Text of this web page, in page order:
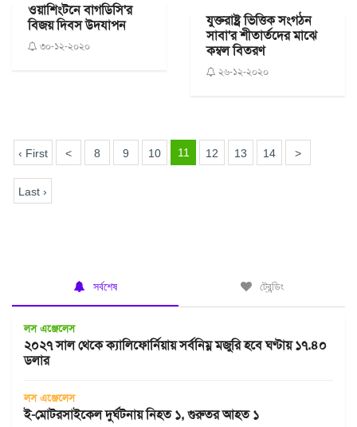
ওয়াশিংটনে বাগডিসি'র
বিজয় দিবস উদযাপন
৩০-১২-২০২০
যুক্তরাষ্ট্র ভিত্তিক সংগঠন
সাবা'র শীতার্তদের মাঝে
কম্বল বিতরণ
২৬-১২-২০২০
‹ First < 8 9 10 11 12 13 14 >
Last ›
সর্বশেষ ট্রেন্ডিং
লস এঞ্জেলেস
২০২৭ সাল থেকে ক্যালিফোর্নিয়ায় সর্বনিম্ন মজুরি হবে ঘণ্টায় ১৭.৪০
ডলার
লস এঞ্জেলেস
ই-মোটরসাইকেল দুর্ঘটনায় নিহত ১, গুরুতর আহত ১